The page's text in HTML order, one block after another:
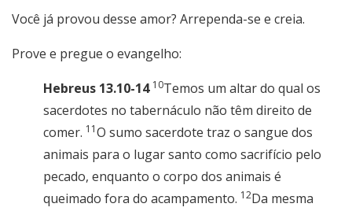
Você já provou desse amor? Arrependa-se e creia.
Prove e pregue o evangelho:
Hebreus 13.10-14 10Temos um altar do qual os
sacerdotes no tabernáculo não têm direito de
comer. 11O sumo sacerdote traz o sangue dos
animais para o lugar santo como sacrifício pelo
pecado, enquanto o corpo dos animais é
queimado fora do acampamento. 12Da mesma